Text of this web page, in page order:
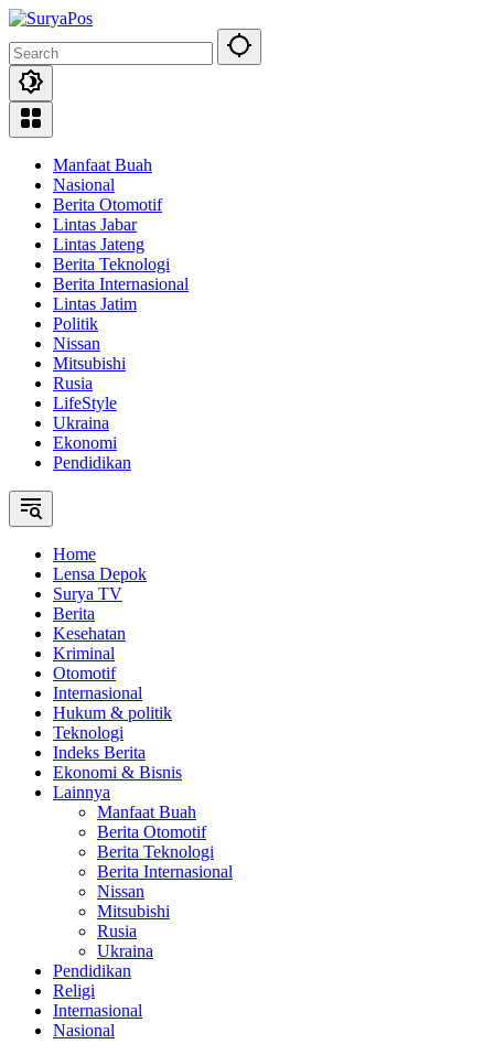
Skip
content
Manfaat Buah
Nasional
Berita Otomotif
Lintas Jabar
Lintas Jateng
Berita Teknologi
Berita Internasional
Lintas Jatim
Politik
Nissan
Mitsubishi
Rusia
LifeStyle
Ukraina
Ekonomi
Pendidikan
Home
Lensa Depok
Surya TV
Berita
Kesehatan
Kriminal
Otomotif
Internasional
Hukum & politik
Teknologi
Indeks Berita
Ekonomi & Bisnis
Lainnya
Manfaat Buah
Berita Otomotif
Berita Teknologi
Berita Internasional
Nissan
Mitsubishi
Rusia
Ukraina
Pendidikan
Religi
Internasional
Nasional